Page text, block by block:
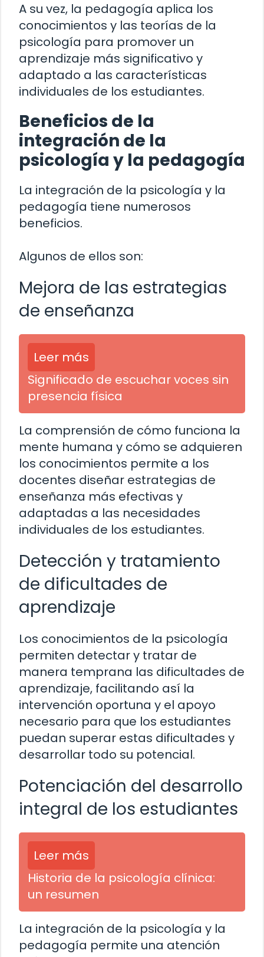
A su vez, la pedagogía aplica los
conocimientos y las teorías de la
psicología para promover un
aprendizaje más significativo y
adaptado a las características
individuales de los estudiantes.
Beneficios de la
integración de la
psicología y la pedagogía
La integración de la psicología y la
pedagogía tiene numerosos
beneficios.
Algunos de ellos son:
Mejora de las estrategias
de enseñanza
Leer más
Significado de escuchar voces sin
presencia física
La comprensión de cómo funciona la
mente humana y cómo se adquieren
los conocimientos permite a los
docentes diseñar estrategias de
enseñanza más efectivas y
adaptadas a las necesidades
individuales de los estudiantes.
Detección y tratamiento
de dificultades de
aprendizaje
Los conocimientos de la psicología
permiten detectar y tratar de
manera temprana las dificultades de
aprendizaje, facilitando así la
intervención oportuna y el apoyo
necesario para que los estudiantes
puedan superar estas dificultades y
desarrollar todo su potencial.
Potenciación del desarrollo
integral de los estudiantes
Leer más
Historia de la psicología clínica:
un resumen
La integración de la psicología y la
pedagogía permite una atención